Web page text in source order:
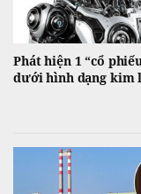
Phát hiện 1 “cổ
dưới hình dạng kim